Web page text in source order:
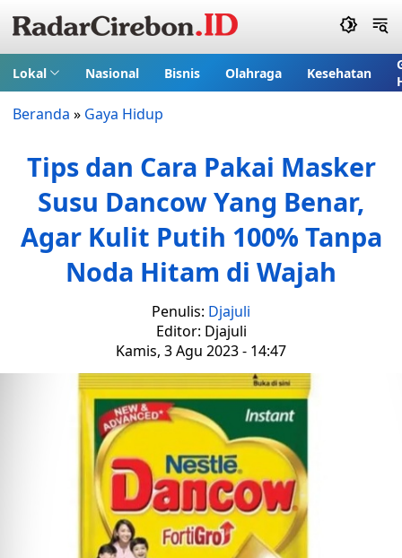
Lokal Nasional Bisnis Olahraga Kesehatan
Beranda » Gaya Hidup
Tips dan Cara Pakai Masker
Susu Dancow Yang Benar,
Agar Kulit Putih 100% Tanpa
Noda Hitam di Wajah
Penulis: Djajuli
Editor: Djajuli
Kamis, 3 Agu 2023 - 14:47